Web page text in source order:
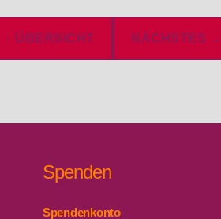
↑ ÜBERSICHT NÄCHSTES →
Spenden
Spendenkonto